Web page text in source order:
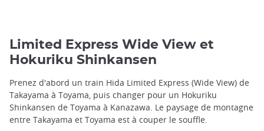
Limited Express Wide View et
Hokuriku Shinkansen
Prenez d'abord un train Hida Limited Express (Wide View) de
Takayama à Toyama, puis changer pour un Hokuriku
Shinkansen de Toyama à Kanazawa. Le paysage de montagne
entre Takayama et Toyama est à couper le souffle.